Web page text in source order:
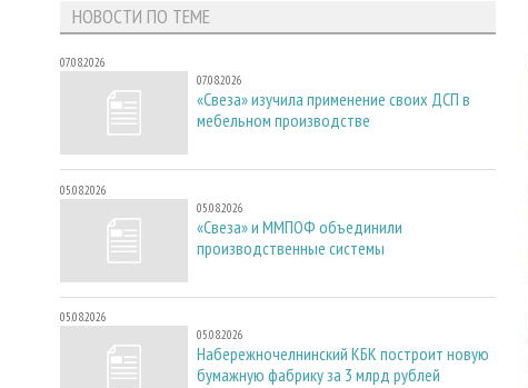
НОВОСТИ ПО ТЕМЕ
07.08.2026
07.08.2026
«Свеза» изучила применение своих ДСП в
мебельном производстве
05.08.2026
05.08.2026
«Свеза» и ММПОФ объединили
производственные системы
05.08.2026
05.08.2026
Набережночелнинский КБК построит новую
бумажную фабрику за 3 млрд рублей